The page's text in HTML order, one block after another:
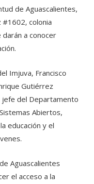
de Aguascalientes,
#1602, colonia
a conocer
Imjuva, Francisco
Gutiérrez
jefe del Departamento
Abiertos,
educación y el
Aguascalientes
el acceso a la